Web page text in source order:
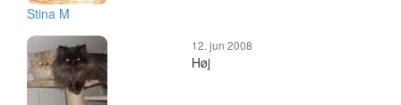
Stina M
12. jun 2008
Høj